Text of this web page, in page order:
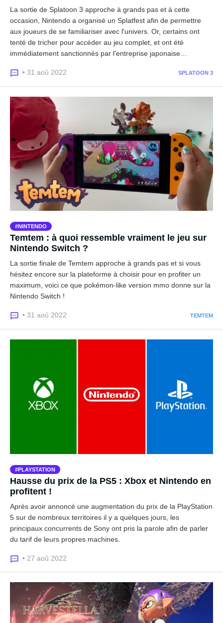
La sortie de Splatoon 3 approche à grands pas et à cette
occasion, Nintendo a organisé un Splatfest afin de permettre
aux joueurs de se familiariser avec l'univers. Or, certains ont
tenté de tricher pour accéder au jeu complet, et ont été
immédiatement sanctionnés par l'entreprise japonaise…
• 31 aoû 2022 SPLATOON 3
NINTENDO
Temtem : à quoi ressemble vraiment le jeu sur
Nintendo Switch ?
La sortie finale de Temtem approche à grands pas et si vous
hésitez encore sur la plateforme à choisir pour en profiter un
maximum, voici ce que pokémon-like version mmo donne sur la
Nintendo Switch !
• 31 aoû 2022 TEMTEM
PLAYSTATION
Hausse du prix de la PS5 : Xbox et Nintendo en
profitent !
Après avoir annoncé une augmentation du prix de la PlayStation
5 sur de nombreux territoires il y a quelques jours, les
principaux concurrents de Sony ont pris la parole afin de parler
du tarif de leurs propres machines.
• 27 aoû 2022